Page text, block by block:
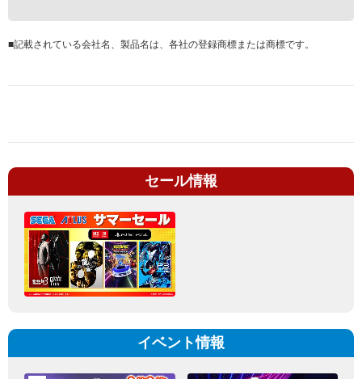
■記載されている会社名、製品名は、各社の登録商標または商標です。
セール情報
イベント情報